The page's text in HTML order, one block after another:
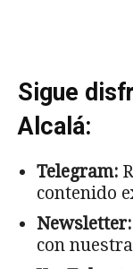
Sigue
Alcalá:
Telegram:
contenido
Newsletter:
con